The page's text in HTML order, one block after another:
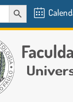
SEARCH BUTTON